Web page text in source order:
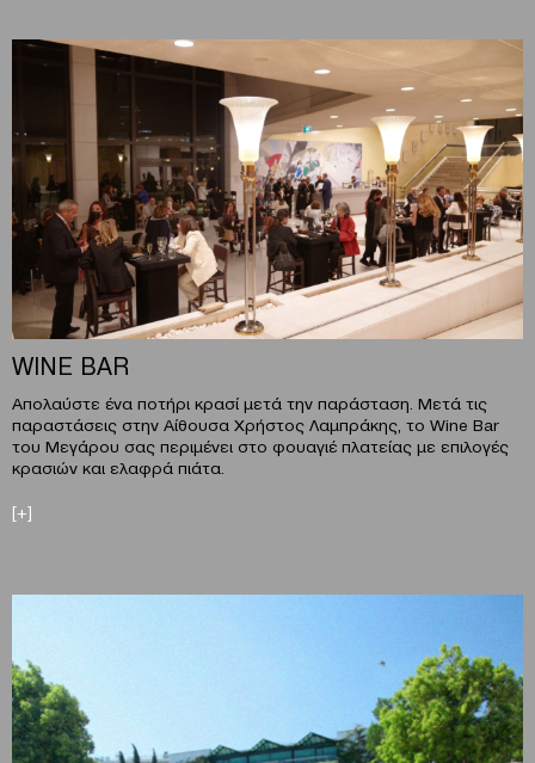
WINE BAR
Απολαύστε ένα ποτήρι κρασί μετά την παράσταση. Μετά τις
παραστάσεις στην Αίθουσα Χρήστος Λαμπράκης, το Wine Bar
του Μεγάρου σας περιμένει στο φουαγιέ πλατείας με επιλογές
κρασιών και ελαφρά πιάτα.
[+]